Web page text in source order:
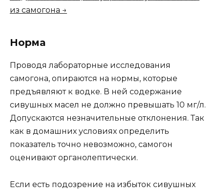
из самогона →
Норма
Проводя лабораторные исследования
самогона, опираются на нормы, которые
предъявляют к водке. В ней содержание
сивушных масел не должно превышать 10 мг/л.
Допускаются незначительные отклонения. Так
как в домашних условиях определить
показатель точно невозможно, самогон
оценивают органолептически.
Если есть подозрение на избыток сивушных